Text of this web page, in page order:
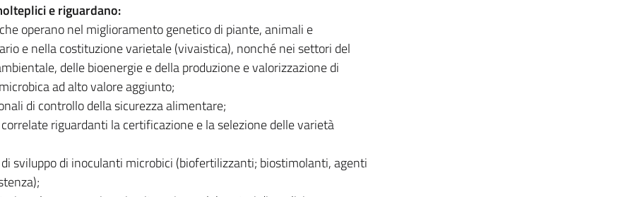
e riguardano:
operano nel miglioramento genetico di piante, animali e
e nella costituzione varietale (vivaistica), nonché nei settori del
delle bioenergie e della produzione e valorizzazione di
ad alto valore aggiunto;
di controllo della sicurezza alimentare;
riguardanti la certificazione e la selezione delle varietà
sviluppo di inoculanti microbici (biofertilizzanti; biostimolanti, agenti